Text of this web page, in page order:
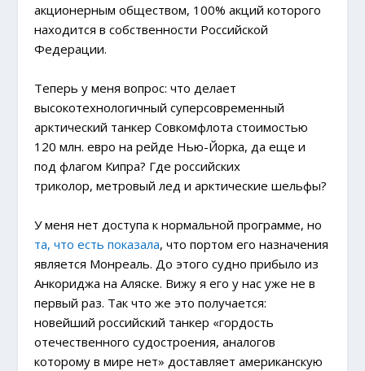
акционерным обществом, 100% акций которого
находится в собственности Российской
Федерации.
Теперь у меня вопрос: что делает
высокотехнологичный суперсовременный
арктический танкер Совкомфлота стоимостью
120 млн. евро на рейде Нью-Йорка, да еще и
под флагом Кипра? Где российских
триколор, метровый лед и арктические шельфы?
У меня нет доступа к нормальной программе, но
та, что есть показала, что портом его назначения
является Монреаль. До этого судно прибыло из
Анкориджа на Аляске. Вижу я его у нас уже не в
первый раз. Так что же это получается:
новейший российский танкер «гордость
отечественного судостроения, аналогов
которому в мире нет» доставляет американскую